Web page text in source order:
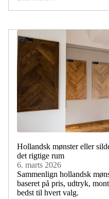
Hollandsk mønster eller
det rigtige rum
6. marts 2026
Sammenlign hollandsk
baseret på pris, udtryk,
bedst til hvert valg.